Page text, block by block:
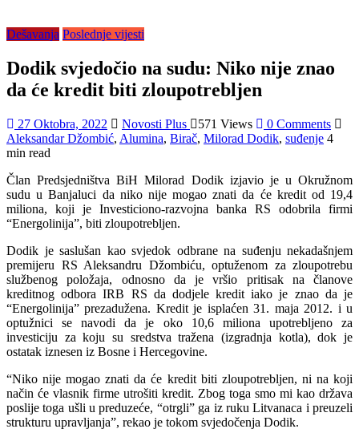
Dešavanja Poslednje vijesti
Dodik svjedočio na sudu: Niko nije znao
da će kredit biti zloupotrebljen
27 Oktobra, 2022 Novosti Plus 571 Views
0 Comments
Aleksandar Džombić, Alumina, Birač, Milorad Dodik, suđenje 4
min read
Član Predsjedništva BiH Milorad Dodik izjavio je u Okružnom
sudu u Banjaluci da niko nije mogao znati da će kredit od 19,4
miliona, koji je Investiciono-razvojna banka RS odobrila firmi
“Energolinija”, biti zloupotrebljen.
Dodik je saslušan kao svjedok odbrane na suđenju nekadašnjem
premijeru RS Aleksandru Džombiću, optuženom za zloupotrebu
službenog položaja, odnosno da je vršio pritisak na članove
kreditnog odbora IRB RS da dodjele kredit iako je znao da je
“Energolinija” prezadužena. Kredit je isplaćen 31. maja 2012. i u
optužnici se navodi da je oko 10,6 miliona upotrebljeno za
investiciju za koju su sredstva tražena (izgradnja kotla), dok je
ostatak iznesen iz Bosne i Hercegovine.
“Niko nije mogao znati da će kredit biti zloupotrebljen, ni na koji
način će vlasnik firme utrošiti kredit. Zbog toga smo mi kao država
poslije toga ušli u preduzeće, “otrgli” ga iz ruku Litvanaca i preuzeli
strukturu upravljanja”, rekao je tokom svjedočenja Dodik.